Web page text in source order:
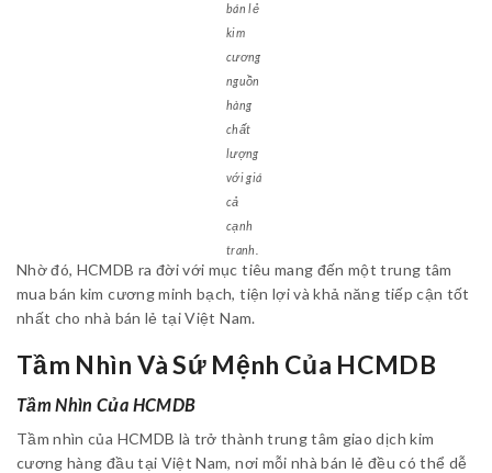
bán lẻ
kim
cương
nguồn
hàng
chất
lượng
với giá
cả
cạnh
tranh.
Nhờ đó, HCMDB ra đời với mục tiêu mang đến một trung tâm
mua bán kim cương minh bạch, tiện lợi và khả năng tiếp cận tốt
nhất cho nhà bán lẻ tại Việt Nam.
Tầm Nhìn Và Sứ Mệnh Của HCMDB
Tầm Nhìn Của HCMDB
Tầm nhìn của HCMDB là trở thành trung tâm giao dịch kim
cương hàng đầu tại Việt Nam, nơi mỗi nhà bán lẻ đều có thể dễ